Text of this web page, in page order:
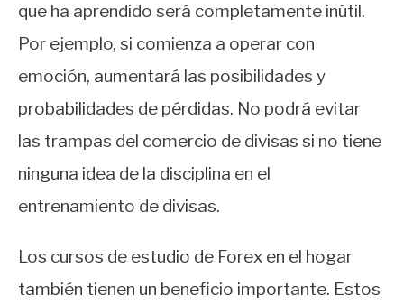
que ha aprendido será completamente inútil.
Por ejemplo, si comienza a operar con
emoción, aumentará las posibilidades y
probabilidades de pérdidas. No podrá evitar
las trampas del comercio de divisas si no tiene
ninguna idea de la disciplina en el
entrenamiento de divisas.
Los cursos de estudio de Forex en el hogar
también tienen un beneficio importante. Estos